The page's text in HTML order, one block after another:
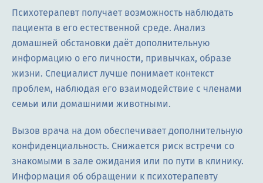
Психотерапевт получает возможность наблюдать
пациента в его естественной среде. Анализ
домашней обстановки даёт дополнительную
информацию о его личности, привычках, образе
жизни. Специалист лучше понимает контекст
проблем, наблюдая его взаимодействие с членами
семьи или домашними животными.
Вызов врача на дом обеспечивает дополнительную
конфиденциальность. Снижается риск встречи со
знакомыми в зале ожидания или по пути в клинику.
Информация об обращении к психотерапевту